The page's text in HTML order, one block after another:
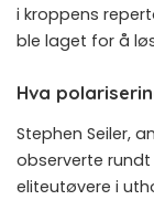
i kroppens
ble laget for å
Hva
Stephen Seiler,
observerte
eliteutøvere i